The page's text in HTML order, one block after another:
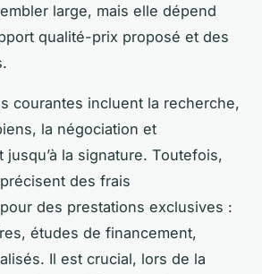
large, mais elle dépend
qualité-prix proposé et des
courantes incluent la recherche,
la négociation et
jusqu’à la signature. Toutefois,
des frais
des prestations exclusives :
études de financement,
Il est crucial, lors de la